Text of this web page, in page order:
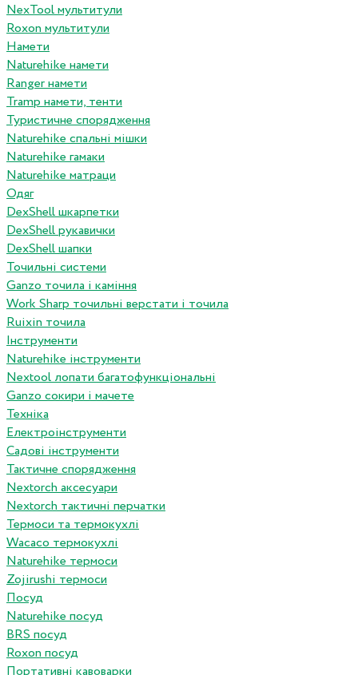
NexTool мультитули
Roxon мультитули
Намети
Naturehike намети
Ranger намети
Tramp намети, тенти
Туристичне спорядження
Naturehike спальні мішки
Naturehike гамаки
Naturehike матраци
Одяг
DexShell шкарпетки
DexShell рукавички
DexShell шапки
Точильні системи
Ganzo точила і каміння
Work Sharp точильні верстати і точила
Ruixin точила
Інструменти
Naturehike інструменти
Nextool лопати багатофункціональні
Ganzo сокири і мачете
Техніка
Електроінструменти
Садові інструменти
Тактичне спорядження
Nextorch аксесуари
Nextorch тактичні перчатки
Термоси та термокухлі
Wacaco термокухлі
Naturehike термоси
Zojirushi термоси
Посуд
Naturehike посуд
BRS посуд
Roxon посуд